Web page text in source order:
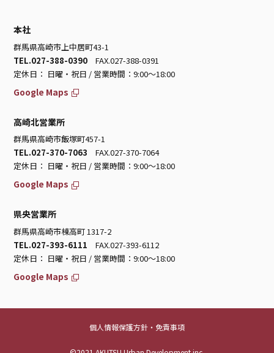
本社
群馬県高崎市上中居町43-1
TEL.027-388-0390 FAX.027-388-0391
定休日： 日曜・祝日 / 営業時間：9:00～18:00
Google Maps
高崎北営業所
群馬県高崎市飯塚町457-1
TEL.027-370-7063 FAX.027-370-7064
定休日： 日曜・祝日 / 営業時間：9:00～18:00
Google Maps
県央営業所
群馬県高崎市棟高町 1317-2
TEL.027-393-6111 FAX.027-393-6112
定休日： 日曜・祝日 / 営業時間：9:00～18:00
Google Maps
個人情報保護方針・免責事項